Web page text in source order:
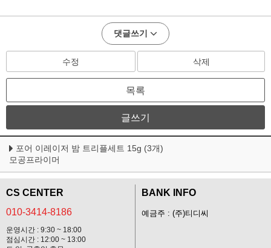
댓글쓰기
수정 삭제
목록
글쓰기
포어 이레이저 밤 트리플세트 15g (3개)
모공프라이머
CS CENTER
010-3414-8186
운영시간 : 9:30 ~ 18:00
점심시간 : 12:00 ~ 13:00
BANK INFO
예금주 : (주)티디씨